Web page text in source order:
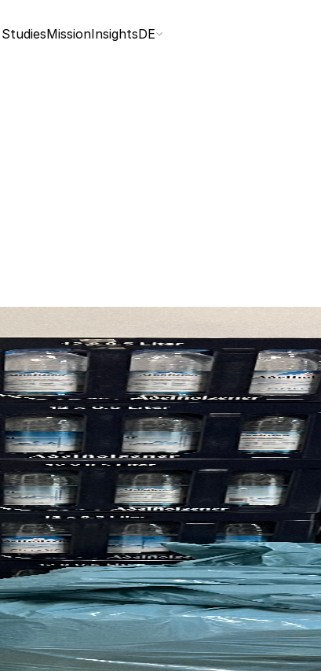
MissionInsightsDE
2023 3 Min. Lesezeit